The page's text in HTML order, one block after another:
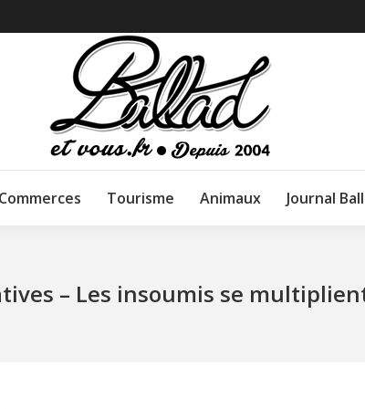
Commerces Tourisme Animaux Journal
– Les insoumis se